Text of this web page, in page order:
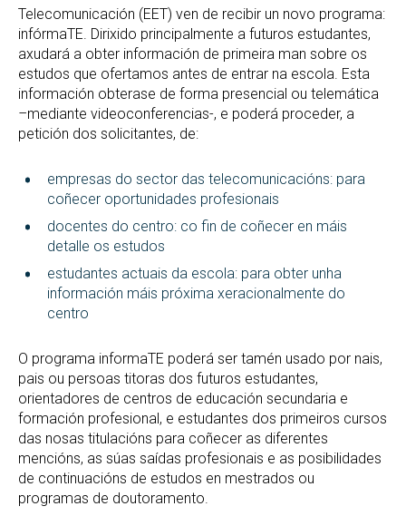
Telecomunicación (EET) ven de recibir un novo programa:
infórmaTE. Dirixido principalmente a futuros estudantes,
axudará a obter información de primeira man sobre os
estudos que ofertamos antes de entrar na escola. Esta
información obterase de forma presencial ou telemática
–mediante videoconferencias-, e poderá proceder, a
petición dos solicitantes, de:
empresas do sector das telecomunicacións: para
coñecer oportunidades profesionais
docentes do centro: co fin de coñecer en máis
detalle os estudos
estudantes actuais da escola: para obter unha
información máis próxima xeracionalmente do
centro
O programa informaTE poderá ser tamén usado por nais,
pais ou persoas titoras dos futuros estudantes,
orientadores de centros de educación secundaria e
formación profesional, e estudantes dos primeiros cursos
das nosas titulacións para coñecer as diferentes
mencións, as súas saídas profesionais e as posibilidades
de continuacións de estudos en mestrados ou
programas de doutoramento.